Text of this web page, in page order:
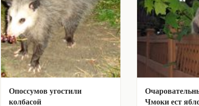
Опоссумов угостили
колбасой
Чмоки ест